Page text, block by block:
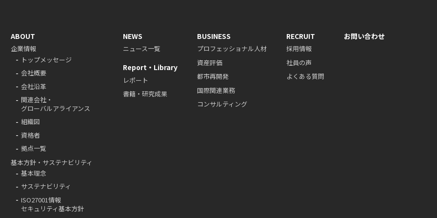
ABOUT
企業情報
トップメッセージ
会社概要
会社沿革
関連会社・
グローバルアライアンス
組織図
資格者
拠点一覧
基本方針・サステナビリティ
基本理念
サステナビリティ
ISO27001情報
セキュリティ基本方針
NEWS
ニュース一覧
Report・Library
レポート
書籍・研究成果
BUSINESS
プロフェッショナル人材
資産評価
都市再開発
国際関連業務
コンサルティング
RECRUIT
採用情報
社員の声
よくある質問
お問い合わせ